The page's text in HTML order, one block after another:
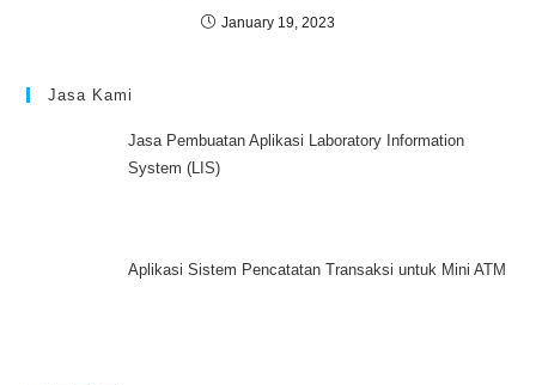
January 19, 2023
Jasa Kami
Jasa Pembuatan Aplikasi Laboratory Information
System (LIS)
Aplikasi Sistem Pencatatan Transaksi untuk Mini ATM